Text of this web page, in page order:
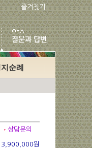
즐겨찾기
순례
상담문의
원